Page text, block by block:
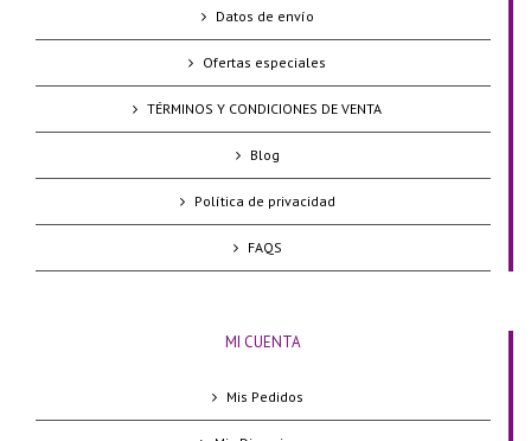
Datos de envío
Ofertas especiales
TÉRMINOS Y CONDICIONES DE VENTA
Blog
Política de privacidad
FAQS
MI CUENTA
Mis Pedidos